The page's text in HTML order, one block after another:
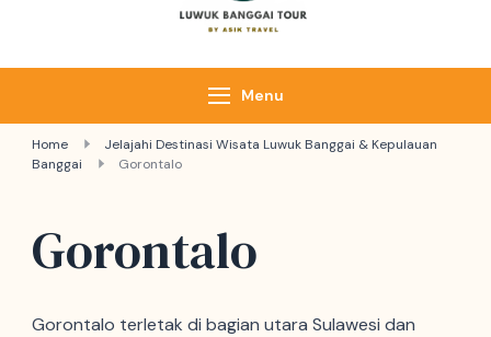
Menu
Home
Jelajahi Destinasi Wisata Luwuk Banggai & Kepulauan
Banggai
Gorontalo
Gorontalo
Gorontalo terletak di bagian utara Sulawesi dan